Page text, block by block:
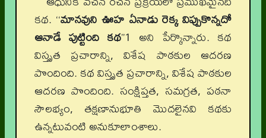
కథ. ‘‘మానవుని ఊహ ఏనాడు రెక్క విప్పుకొన్నదో
ఆనాడే పుట్టింది కథ’’1 అని పేర్కొన్నారు. కథ
విస్తృత ప్రచారాన్ని, విశేష పాఠకుల ఆదరణ
పొందింది. కథ విస్తృత ప్రచారాన్ని, విశేష పాఠకుల
ఆదరణ పొందింది. సంక్షిప్తత, సమగ్రత, పఠనా
సౌలభ్యం, తక్షణానుభూతి మొదలైనవి కథకు
ఉన్నటువంటి అనుకూలాంశాలు.